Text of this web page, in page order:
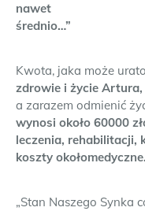
nawet
średnio…”
Kwota, jaka może
zdrowie i życie Artura,
a zarazem odmienić
wynosi około 60000
leczenia, rehabilitacji,
koszty okołomedyczne.
„Stan Naszego Synka